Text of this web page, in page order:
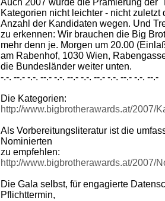
Auch 2007 wurde die Prämierung der
Kategorien nicht leichter - nicht zuletzt
Anzahl der Kandidaten wegen. Und
zu erkennen: Wir brauchen die Big
mehr denn je. Morgen um 20.00
am Rabenhof, 1030 Wien,
die Bundesländer weiter unten.
-.-. --.- -.-. --.- -.-. --.- -.-. --.- -.-. --.- -.-. --.-
Die Kategorien:
http://www.bigbrotherawards.at/2007/
Als Vorbereitungsliteratur ist die
Nominierten
zu empfehlen:
http://www.bigbrotherawards.at/2007/
Die Gala selbst, für engagierte
Pflichttermin,